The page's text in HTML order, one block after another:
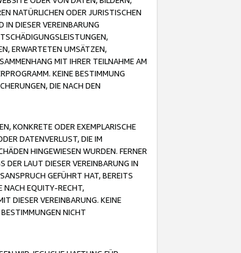
NATÜRLICHEN ODER JURISTISCHEN
IN DIESER VEREINBARUNG
ERWARTETEN UMSÄTZEN,
MIT IHRER TEILNAHME AM
KEINE BESTIMMUNG
DIE NACH DEN
KONKRETE ODER EXEMPLARISCHE
DATENVERLUST, DIE IM
HINGEWIESEN WURDEN. FERNER
LAUT DIESER VEREINBARUNG IN
GEFÜHRT HAT, BEREITS
NACH EQUITY-RECHT,
DIESER VEREINBARUNG. KEINE
NICHT